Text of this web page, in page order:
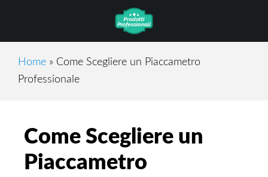
main
content
primary
sidebar
footer
Home » Come Scegliere un Piaccametro
Professionale
Come Scegliere un
Piaccametro